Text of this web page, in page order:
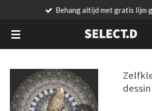
naar
Behang altijd met gratis lijm